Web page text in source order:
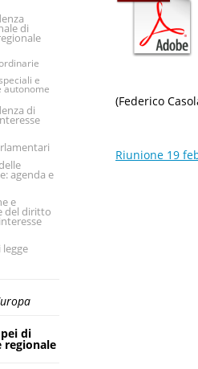
di
e
autonome
di
agenda e
e
del diritto
di
regionale
(Federico
Riunione 19